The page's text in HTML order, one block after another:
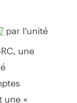
par l’unité
une
«